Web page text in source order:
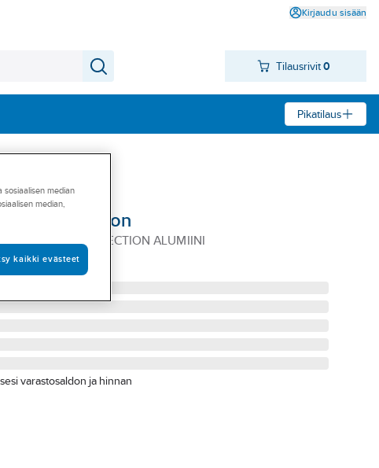
Kirjaudu sisään
Tilausrivit0
Pikatilaus
a-collection
100-176CM A-COLLECTION ALUMIINI
varastosaldon ja hinnan
sosiaalisen median
median,
kaikki evästeet